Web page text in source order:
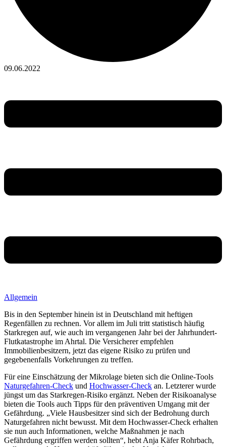
09.06.2022
Allgemein
Bis in den September hinein ist in Deutschland mit heftigen
Regenfällen zu rechnen. Vor allem im Juli tritt statistisch häufig
Starkregen auf, wie auch im vergangenen Jahr bei der Jahrhundert-
Flutkatastrophe im Ahrtal. Die Versicherer empfehlen
Immobilienbesitzern, jetzt das eigene Risiko zu prüfen und
gegebenenfalls Vorkehrungen zu treffen.
Für eine Einschätzung der Mikrolage bieten sich die Online-Tools
Naturgefahren-Check und Hochwasser-Check an. Letzterer wurde
jüngst um das Starkregen-Risiko ergänzt. Neben der Risikoanalyse
bieten die Tools auch Tipps für den präventiven Umgang mit der
Gefährdung. „Viele Hausbesitzer sind sich der Bedrohung durch
Naturgefahren nicht bewusst. Mit dem Hochwasser-Check erhalten
sie nun auch Informationen, welche Maßnahmen je nach
Gefährdung ergriffen werden sollten“, hebt Anja Käfer Rohrbach,